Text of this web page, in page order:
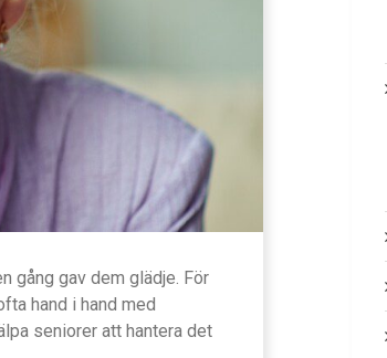
gång gav dem glädje. För
hand i hand med
seniorer att hantera det